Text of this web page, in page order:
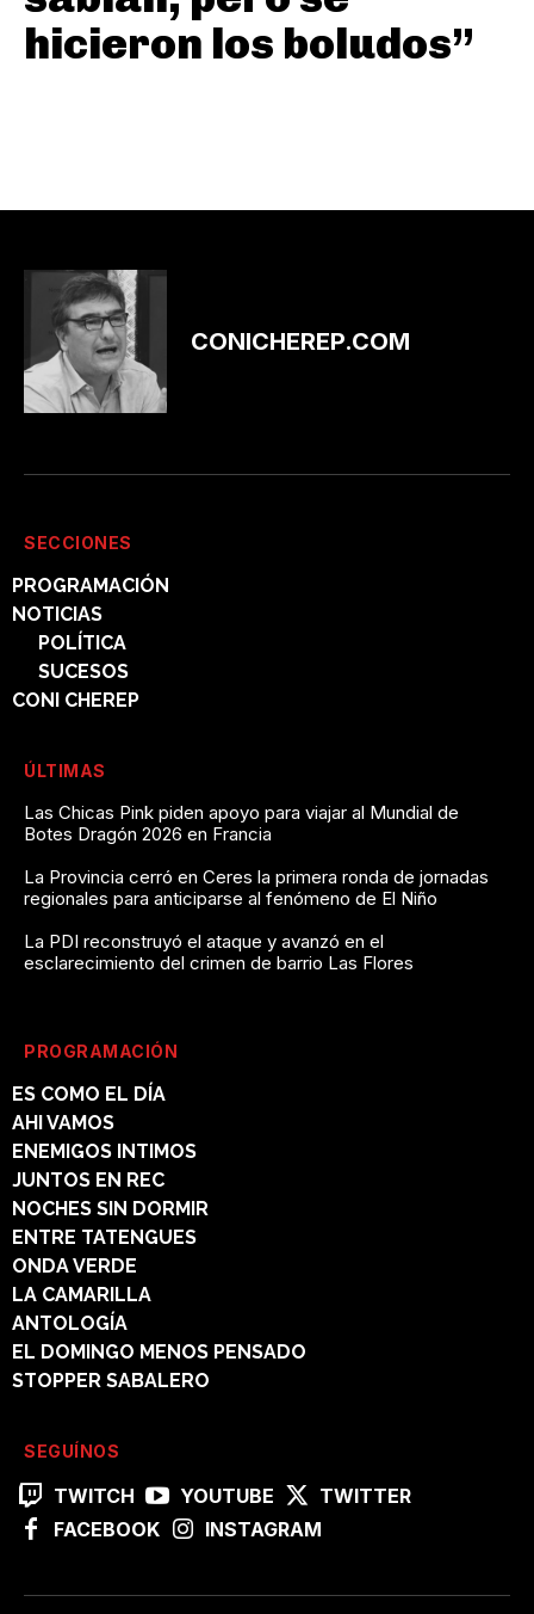
hicieron los boludos”
CONICHEREP.COM
SECCIONES
PROGRAMACIÓN
NOTICIAS
POLÍTICA
SUCESOS
CONI CHEREP
ÚLTIMAS
Las Chicas Pink piden apoyo para viajar al Mundial de
Botes Dragón 2026 en Francia
La Provincia cerró en Ceres la primera ronda de jornadas
regionales para anticiparse al fenómeno de El Niño
La PDI reconstruyó el ataque y avanzó en el
esclarecimiento del crimen de barrio Las Flores
PROGRAMACIÓN
ES COMO EL DÍA
AHI VAMOS
ENEMIGOS INTIMOS
JUNTOS EN REC
NOCHES SIN DORMIR
ENTRE TATENGUES
ONDA VERDE
LA CAMARILLA
ANTOLOGÍA
EL DOMINGO MENOS PENSADO
STOPPER SABALERO
SEGUÍNOS
TWITCH YOUTUBE
TWITTER
FACEBOOK
INSTAGRAM